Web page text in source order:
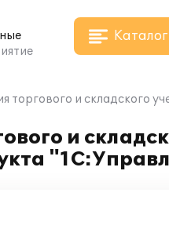
Каталог
торгового и складского
и